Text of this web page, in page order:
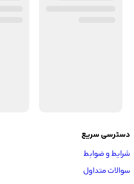
دسترسی سریع
شرایط و ضوابط
سوالات متداول